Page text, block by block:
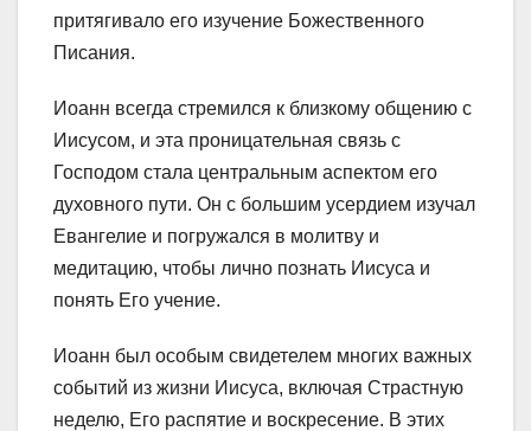
притягивало его изучение Божественного
Писания.
Иоанн всегда стремился к близкому общению с
Иисусом, и эта проницательная связь с
Господом стала центральным аспектом его
духовного пути. Он с большим усердием изучал
Евангелие и погружался в молитву и
медитацию, чтобы лично познать Иисуса и
понять Его учение.
Иоанн был особым свидетелем многих важных
событий из жизни Иисуса, включая Страстную
неделю, Его распятие и воскресение. В этих